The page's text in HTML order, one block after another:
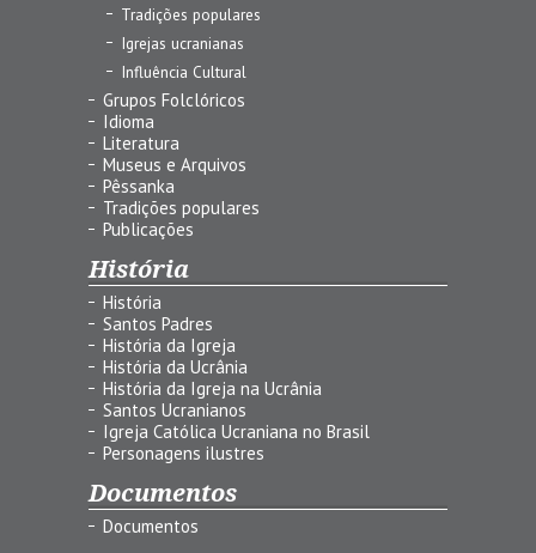
Tradições populares
Igrejas ucranianas
Influência Cultural
Grupos Folclóricos
Idioma
Literatura
Museus e Arquivos
Pêssanka
Tradições populares
Publicações
História
História
Santos Padres
História da Igreja
História da Ucrânia
História da Igreja na Ucrânia
Santos Ucranianos
Igreja Católica Ucraniana no Brasil
Personagens ilustres
Documentos
Documentos